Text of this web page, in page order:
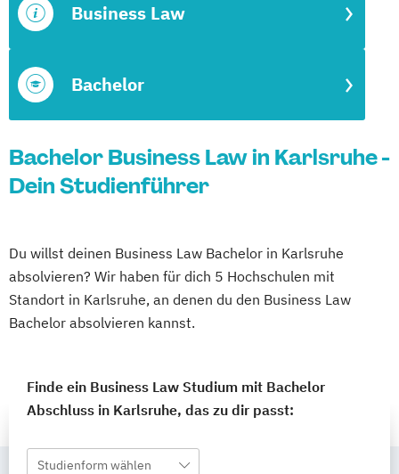
Bachelor
Business Law
Bachelor Business Law in Karlsruhe -
Dein Studienführer
Du willst deinen Business Law Bachelor in Karlsruhe
absolvieren? Wir haben für dich 5 Hochschulen mit
Standort in Karlsruhe, an denen du den Business Law
Bachelor absolvieren kannst.
Finde ein Business Law Studium mit Bachelor
Abschluss in Karlsruhe, das zu dir passt:
Studienform wählen